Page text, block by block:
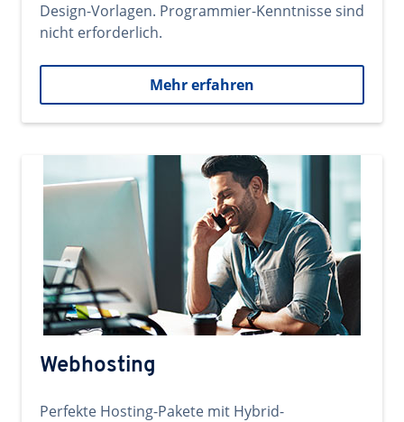
Design-Vorlagen. Programmier-Kenntnisse sind
nicht erforderlich.
Mehr erfahren
Webhosting
Perfekte Hosting-Pakete mit Hybrid-